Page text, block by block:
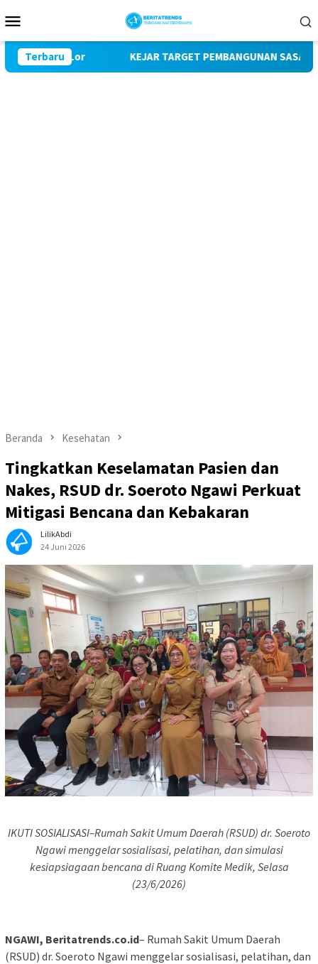
ke
Mobile
Terbaru
Lor KEJAR TARGET PEMBANGUNAN SASARAN FISIK,
Beranda Kesehatan
Tingkatkan Keselamatan Pasien dan
Nakes, RSUD dr. Soeroto Ngawi Perkuat
Mitigasi Bencana dan Kebakaran
LilikAbdi
24 Juni 2026
IKUTI SOSIALISASI–Rumah Sakit Umum Daerah (RSUD) dr. Soeroto
Ngawi menggelar sosialisasi, pelatihan, dan simulasi
kesiapsiagaan bencana di Ruang Komite Medik, Selasa
(23/6/2026)
NGAWI, Beritatrends.co.id– Rumah Sakit Umum Daerah
(RSUD) dr. Soeroto Ngawi menggelar sosialisasi, pelatihan, dan